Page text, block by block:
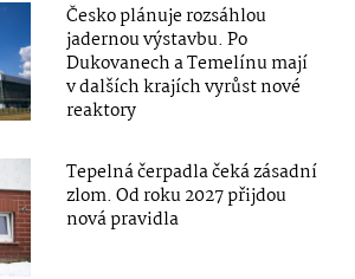
Česko plánuje rozsáhlou
jadernou výstavbu. Po
Dukovanech a Temelínu mají
v dalších krajích vyrůst nové
reaktory
Tepelná čerpadla čeká zásadní
zlom. Od roku 2027 přijdou
nová pravidla